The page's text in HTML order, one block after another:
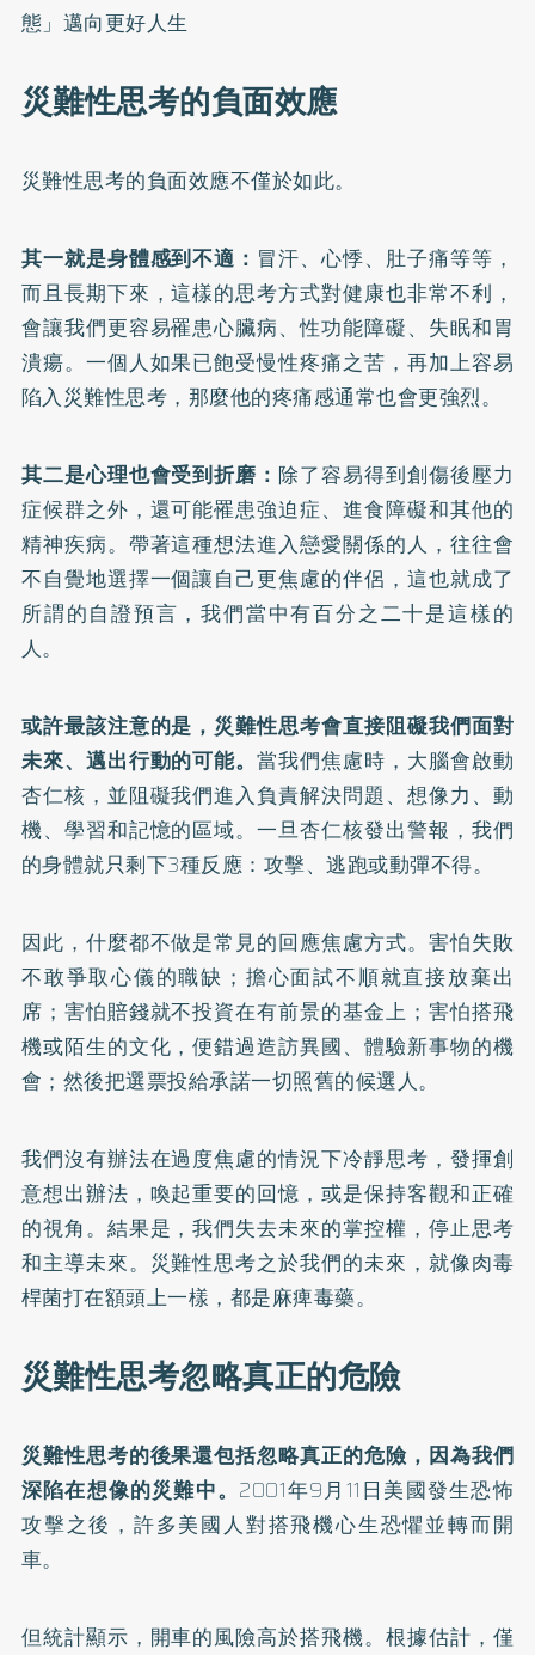
態」邁向更好人生
災難性思考的負面效應
災難性思考的負面效應不僅於如此。
其一就是身體感到不適： 冒汗、心悸、肚子痛等等，
而且長期下來，這樣的思考方式對健康也非常不利，
會讓我們更容易罹患心臟病、性功能障礙、失眠和胃
潰瘍。一個人如果已飽受慢性疼痛之苦，再加上容易
陷入災難性思考，那麼他的疼痛感通常也會更強烈。
其二是心理也會受到折磨： 除了容易得到創傷後壓力
症候群之外，還可能罹患強迫症、進食障礙和其他的
精神疾病。帶著這種想法進入戀愛關係的人，往往會
不自覺地選擇一個讓自己更焦慮的伴侶，這也就成了
所謂的自證預言，我們當中有百分之二十是這樣的
人。
或許最該注意的是，災難性思考會直接阻礙我們面對
未來、邁出行動的可能。當我們焦慮時，大腦會啟動
杏仁核，並阻礙我們進入負責解決問題、想像力、動
機、學習和記憶的區域。一旦杏仁核發出警報，我們
的身體就只剩下3種反應：攻擊、逃跑或動彈不得。
因此，什麼都不做是常見的回應焦慮方式。害怕失敗
不敢爭取心儀的職缺；擔心面試不順就直接放棄出
席；害怕賠錢就不投資在有前景的基金上；害怕搭飛
機或陌生的文化，便錯過造訪異國、體驗新事物的機
會；然後把選票投給承諾一切照舊的候選人。
我們沒有辦法在過度焦慮的情況下冷靜思考，發揮創
意想出辦法，喚起重要的回憶，或是保持客觀和正確
的視角。結果是，我們失去未來的掌控權，停止思考
和主導未來。災難性思考之於我們的未來，就像肉毒
桿菌打在額頭上一樣，都是麻痺毒藥。
災難性思考忽略真正的危險
災難性思考的後果還包括忽略真正的危險，因為我們
深陷在想像的災難中。 2001年9月11日美國發生恐怖
攻擊之後，許多美國人對搭飛機心生恐懼並轉而開
車。
但統計顯示，開車的風險高於搭飛機。根據估計，僅